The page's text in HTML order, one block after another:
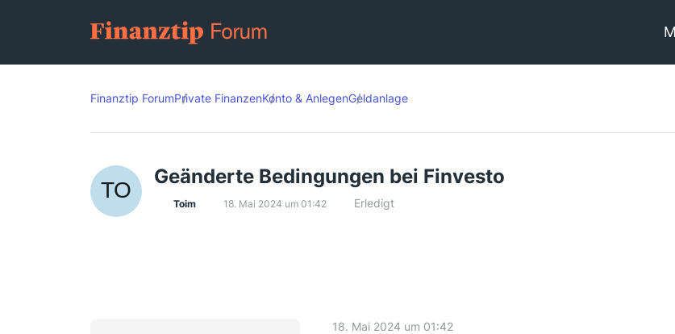
Finanztip ForumPrivate FinanzenKonto & AnlegenGeldanlage
Geänderte Bedingungen bei Finvesto
Toim 18. Mai 2024 um 01:42 Erledigt
18. Mai 2024 um 01:42